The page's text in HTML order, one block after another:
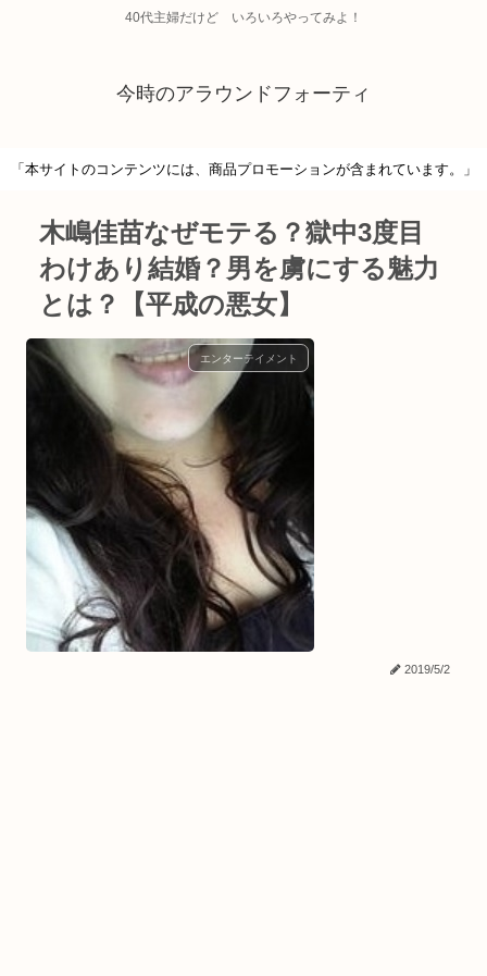
40代主婦だけど いろいろやってみよ！
今時のアラウンドフォーティ
「本サイトのコンテンツには、商品プロモーションが含まれています。」
木嶋佳苗なぜモテる？獄中3度目
わけあり結婚？男を虜にする魅力
とは？【平成の悪女】
エンターテイメント
2019/5/2